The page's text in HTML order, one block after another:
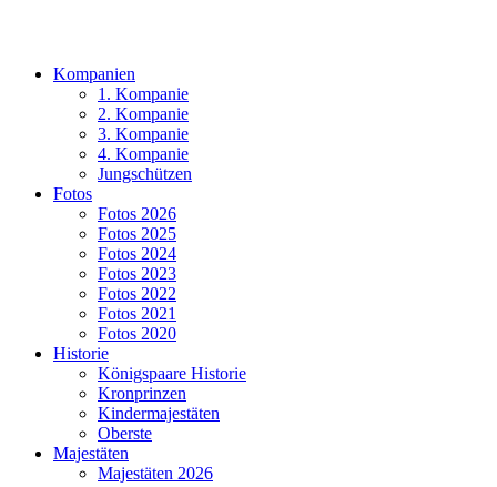
Kompanien
1. Kompanie
2. Kompanie
3. Kompanie
4. Kompanie
Jungschützen
Fotos
Fotos 2026
Fotos 2025
Fotos 2024
Fotos 2023
Fotos 2022
Fotos 2021
Fotos 2020
Historie
Königspaare Historie
Kronprinzen
Kindermajestäten
Oberste
Majestäten
Majestäten 2026